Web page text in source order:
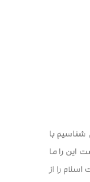
با
این را ما
را از